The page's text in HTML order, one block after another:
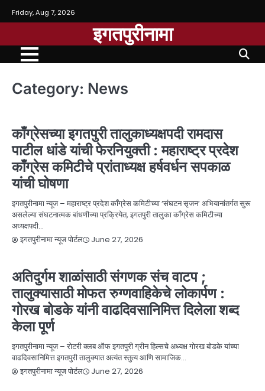
Friday, Aug 7, 2026
इगतपुरीनामा
Category: News
काँग्रेसच्या इगतपुरी तालुकाध्यक्षपदी रामदास
पाटील धांडे यांची फेरनियुक्ती : महाराष्ट्र प्रदेश
काँग्रेस कमिटीचे प्रांताध्यक्ष हर्षवर्धन सपकाळ
यांची घोषणा
इगतपुरीनामा न्यूज – महाराष्ट्र प्रदेश काँग्रेस कमिटीच्या ‘संघटन सृजन’ अभियानांतर्गत सुरू
असलेल्या संघटनात्मक बांधणीच्या प्रक्रियेत, इगतपुरी तालुका काँग्रेस कमिटीच्या
अध्यक्षपदी…
इगतपुरीनामा न्यूज पोर्टल
June 27, 2026
अतिदुर्गम शाळांसाठी संगणक संच वाटप ;
तालुक्यासाठी मोफत रुग्णवाहिकेचे लोकार्पण :
गोरख बोडके यांनी वाढदिवसानिमित्त दिलेला शब्द
केला पूर्ण
इगतपुरीनामा न्यूज – रोटरी क्लब ऑफ इगतपुरी ग्रीन हिल्सचे अध्यक्ष गोरख बोडके यांच्या
वाढदिवसानिमित्त इगतपुरी तालुक्यात अत्यंत स्तुत्य आणि सामाजिक…
इगतपुरीनामा न्यूज पोर्टल
June 27, 2026